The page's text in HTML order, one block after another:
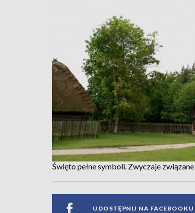
Święto pełne symboli. Zwyczaje
UDOSTĘPNIJ NA FACEBOOKU